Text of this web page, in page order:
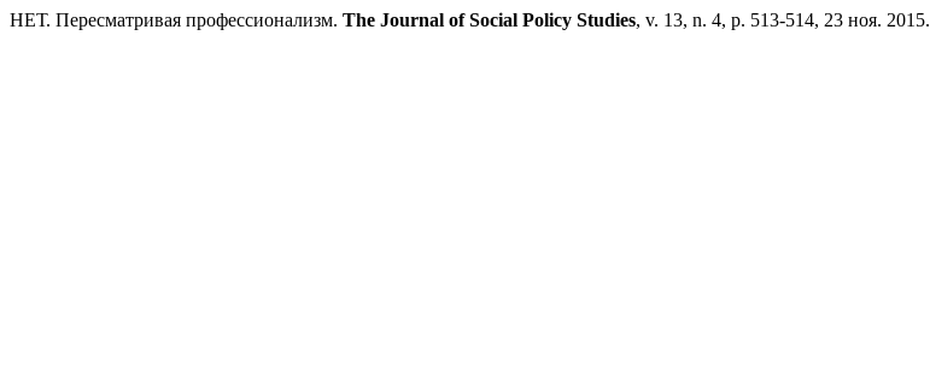
НЕТ. Пересматривая профессионализм. The Journal of Social Policy Studies, v. 13, n. 4, p. 513-514, 23 ноя. 2015.